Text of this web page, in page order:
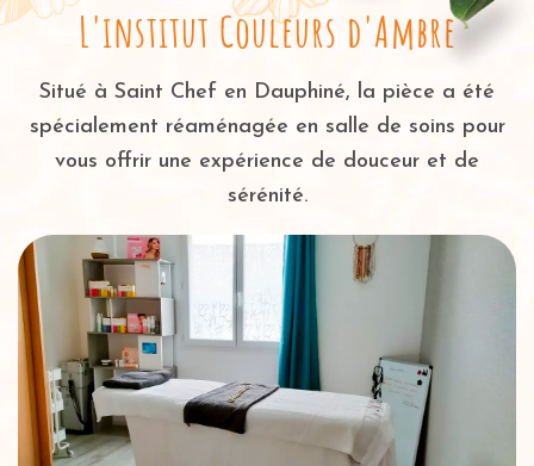
L'institut Couleurs d'Ambre
Situé à Saint Chef en Dauphiné, la pièce a été
spécialement réaménagée en salle de soins pour
vous offrir une expérience de douceur et de
sérénité.